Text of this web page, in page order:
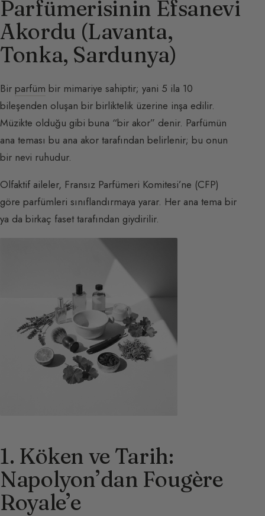
Parfümerisinin Efsanevi
Akordu (Lavanta,
Tonka, Sardunya)
Bir parfüm bir mimariye sahiptir; yani 5 ila 10
bileşenden oluşan bir birliktelik üzerine inşa edilir.
Müzikte olduğu gibi buna “bir akor” denir. Parfümün
ana teması bu ana akor tarafından belirlenir; bu onun
bir nevi ruhudur.
Olfaktif aileler, Fransız Parfümeri Komitesi’ne (CFP)
göre parfümleri sınıflandırmaya yarar. Her ana tema bir
ya da birkaç faset tarafından giydirilir.
1. Köken ve Tarih:
Napolyon’dan Fougère
Royale’e